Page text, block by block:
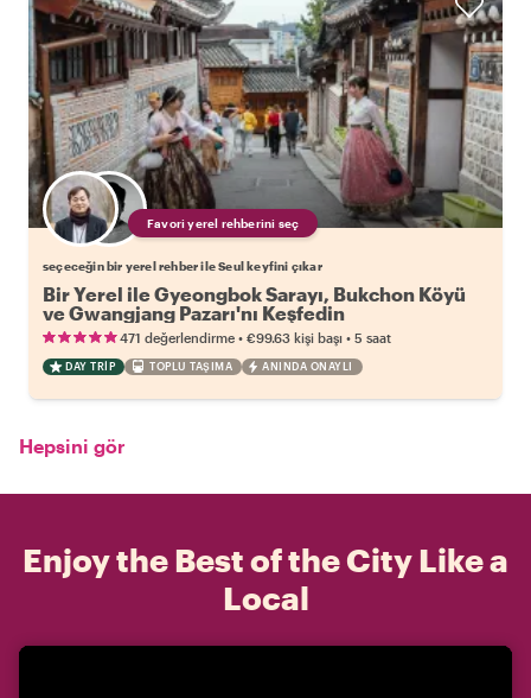
Favori yerel rehberini seç
seçeceğin bir yerel rehber ile Seul keyfini çıkar
Bir Yerel ile Gyeongbok Sarayı, Bukchon Köyü
ve Gwangjang Pazarı'nı Keşfedin
471 değerlendirme • €99.63 kişi başı • 5 saat
DAY TRIP TOPLU TAŞIMA ANINDA ONAYLI
Hepsini gör
Enjoy the Best of the City Like a
Local